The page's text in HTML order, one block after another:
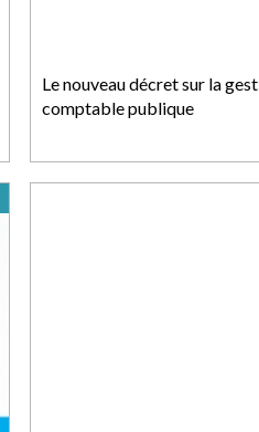
Le nouveau décret sur la
comptable publique